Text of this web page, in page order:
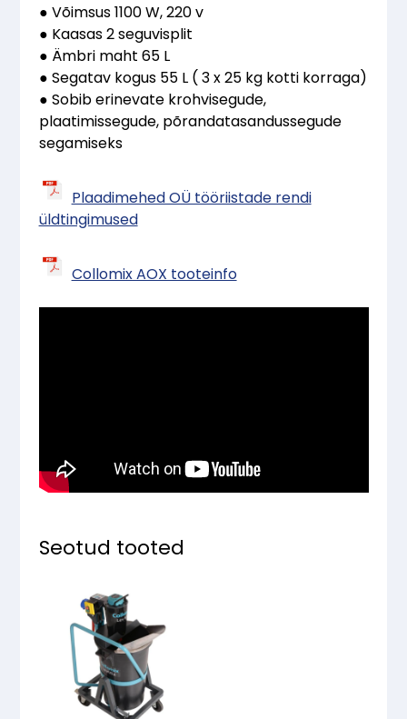
● Võimsus 1100 W, 220 v
● Kaasas 2 seguvisplit
● Ämbri maht 65 L
● Segatav kogus 55 L ( 3 x 25 kg kotti korraga)
● Sobib erinevate krohvisegude,
plaatimissegude, põrandatasandussegude
segamiseks
Plaadimehed OÜ tööriistade rendi
üldtingimused
Collomix AOX tooteinfo
Seotud tooted